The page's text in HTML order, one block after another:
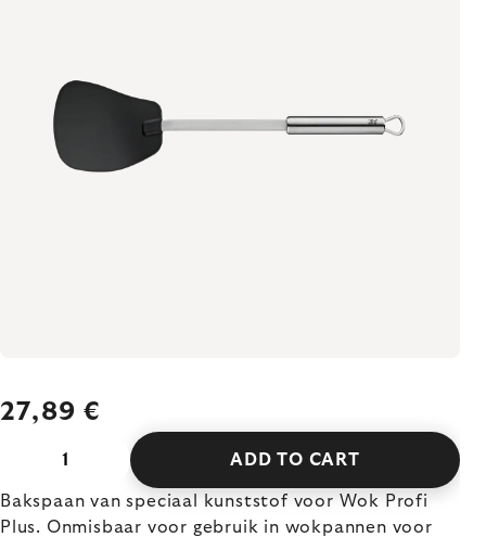
27,89 €
ADD TO CART
Bakspaan van speciaal kunststof voor Wok Profi
Plus. Onmisbaar voor gebruik in wokpannen voor